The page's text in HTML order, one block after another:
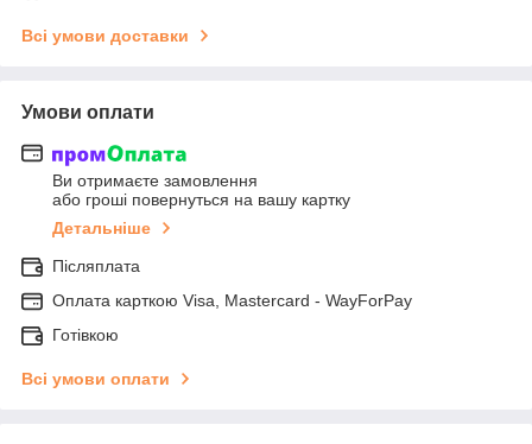
Всі умови доставки
Умови оплати
Ви отримаєте замовлення
або гроші повернуться на вашу картку
Детальніше
Післяплата
Оплата карткою Visa, Mastercard - WayForPay
Готівкою
Всі умови оплати